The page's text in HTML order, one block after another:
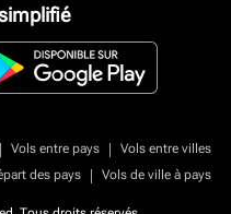
| Vols entre pays |
Vols entre villes
des pays | Vols de ville à pays